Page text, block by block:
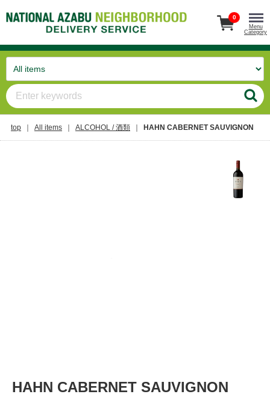
0
Menu
Category
top All items ALCOHOL / 酒類 HAHN CABERNET SAUVIGNON
HAHN CABERNET SAUVIGNON